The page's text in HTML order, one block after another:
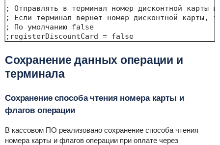
; Отправлять в терминал номер дисконтной карты
; Если терминал вернет номер дисконтной карты,
; По умолчанию false
;registerDiscountCard = false
Сохранение данных операции и
терминала
Сохранение способа чтения номера карты и
флагов операции
В кассовом ПО реализовано сохранение способа чтения
номера карты и флагов операции при оплате через